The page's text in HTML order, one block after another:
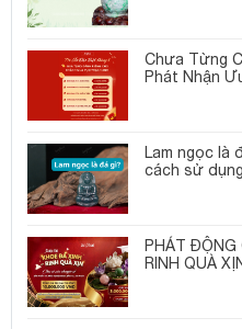
Chưa Từng
Phát Nhận
Lam ngọc là
cách sử
PHÁT ĐỘNG
RINH QUÀ